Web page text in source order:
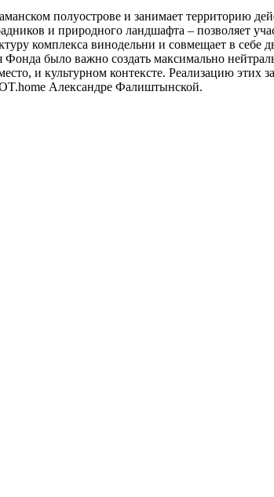
полуострове и занимает территорию
и природного ландшафта – позволяет
комплекса винодельни и совмещает в себе
было важно создать максимально
и культурном контексте. Реализацию этих
Александре Фалиштынской.